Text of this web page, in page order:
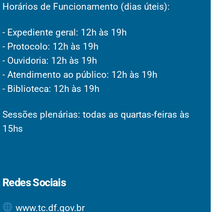
Horários de Funcionamento (dias úteis):
- Expediente geral: 12h às 19h
- Protocolo: 12h às 19h
- Ouvidoria: 12h às 19h
- Atendimento ao público: 12h às 19h
- Biblioteca: 12h às 19h
Sessões plenárias: todas as quartas-feiras às
15hs
Redes Sociais
www.tc.df.gov.br